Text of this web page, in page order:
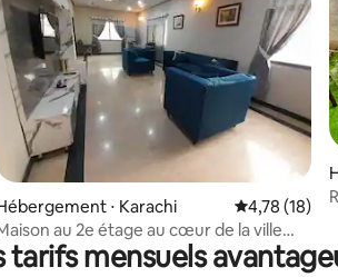
sur 5
sur la base de 11 commentaires :
⋅ Karachi Évaluation
4,78 (18)
au 2e étage au cœur de la ville
de Aga Khan H.
mensuels